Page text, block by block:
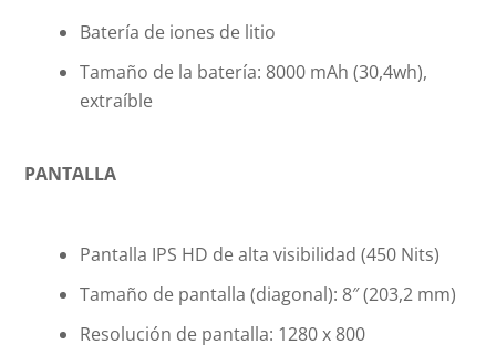
Batería de iones de litio
Tamaño de la batería: 8000 mAh (30,4wh),
extraíble
PANTALLA
Pantalla IPS HD de alta visibilidad (450 Nits)
Tamaño de pantalla (diagonal): 8″ (203,2 mm)
Resolución de pantalla: 1280 x 800